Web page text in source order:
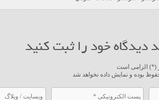
دیدگاه خود را ثبت کنید
(*) الزامی است
بوده و نمایش داده نخواهد شد